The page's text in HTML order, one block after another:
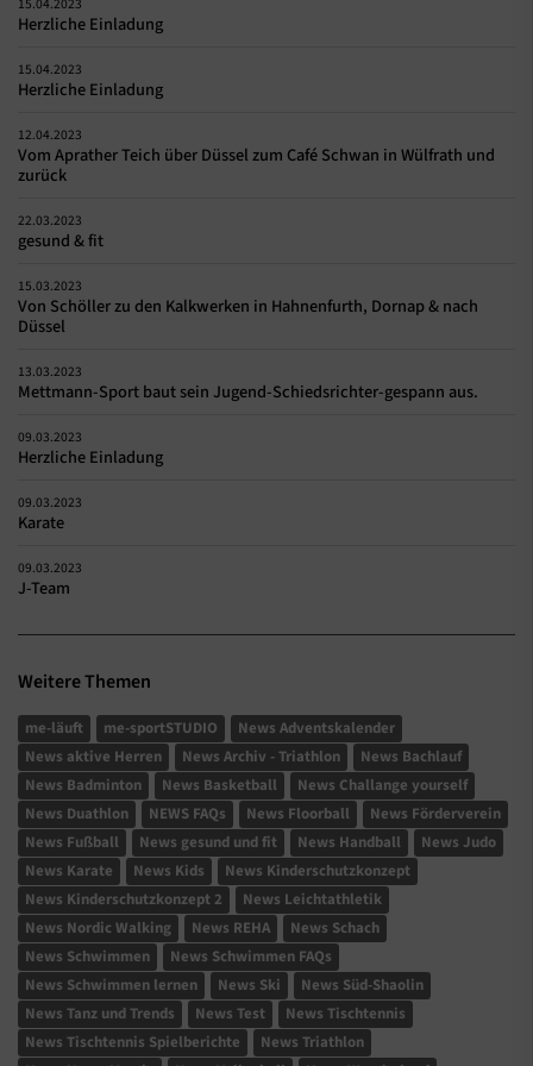
Herzliche Einladung
15.04.2023
Herzliche Einladung
12.04.2023
Vom Aprather Teich über Düssel zum Café Schwan in Wülfrath und
zurück
22.03.2023
gesund & fit
15.03.2023
Von Schöller zu den Kalkwerken in Hahnenfurth, Dornap & nach
Düssel
13.03.2023
Mettmann-Sport baut sein Jugend-Schiedsrichter-gespann aus.
09.03.2023
Herzliche Einladung
09.03.2023
Karate
09.03.2023
J-Team
Weitere Themen
me-läuft me-sportSTUDIO
News Adventskalender
News aktive Herren
News Archiv - Triathlon
News Bachlauf
News Badminton
News Basketball
News Challange yourself
News Duathlon
NEWS FAQs News Floorball
News Förderverein
News Fußball
News gesund und fit News Handball
News Judo
News Karate
News Kids
News Kinderschutzkonzept
News Kinderschutzkonzept 2
News Leichtathletik
News Nordic Walking
News REHA
News Schach
News Schwimmen
News Schwimmen FAQs
News Schwimmen lernen
News Ski
News Süd-Shaolin
News Tanz und Trends
News Test
News Tischtennis
News Tischtennis Spielberichte
News Triathlon